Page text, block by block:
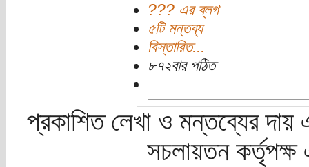
??? এর ব্লগ
৫টি মন্তব্য
বিস্তারিত...
৮৭২বার পঠিত
প্রকাশিত লেখা ও মন্তব্যের দায়
সচলায়তন